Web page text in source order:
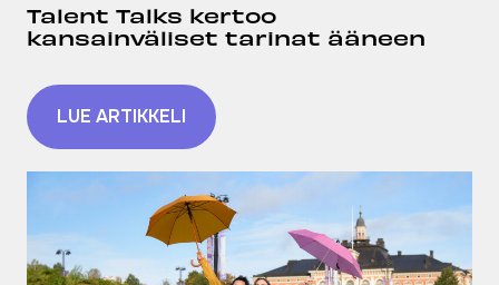
Talent Talks kertoo
kansainväliset tarinat ääneen
LUE ARTIKKELI